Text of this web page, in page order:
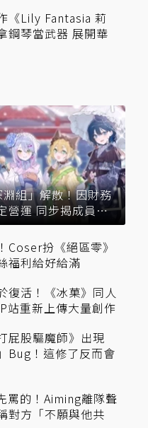
《Lily Fantasia 莉
鋼琴當武器 展開華
組」解散！因財務
營運 同步揭成員未
Coser扮《絕區零》
福利給好給滿
復活！《冰菓》同人
站重新上傳大量創作
屁股驅魔師》出現
Bug！這修了反而會
罵的！Aiming離隊聲
對方「不願與他共